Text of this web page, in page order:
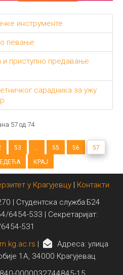
инструменте
певање
и приступно предавање
сарадника за ужу
57 од 74
53 ... 55 56
57
КРАЈ
у Крагујевцу| Контакти
| Студентска служба:Б24
6454-533 | Секретаријат:
531
|
Адреса: улица
1А, 34000 Крагујевац